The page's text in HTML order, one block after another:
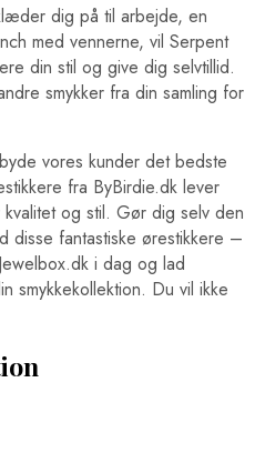
dig på til arbejde, en
med vennerne, vil Serpent
din stil og give dig selvtillid.
smykker fra din samling for
vores kunder det bedste
fra ByBirdie.dk lever
og stil. Gør dig selv den
disse fantastiske ørestikkere –
i dag og lad
smykkekollektion. Du vil ikke